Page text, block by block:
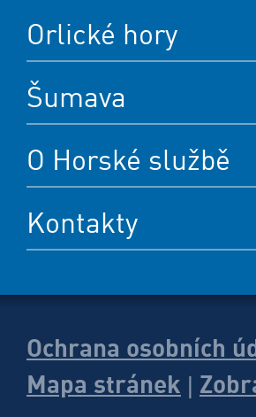
Orlické hory
Šumava
O Horské službě
Kontakty
Ochrana osobních
Mapa stránek